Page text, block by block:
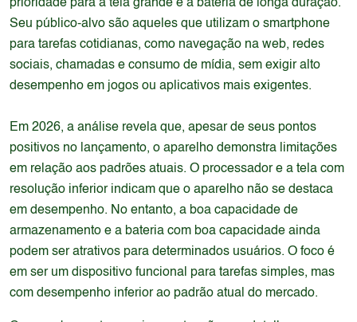
prioridade para a tela grande e a bateria de longa duração.
Seu público-alvo são aqueles que utilizam o smartphone
para tarefas cotidianas, como navegação na web, redes
sociais, chamadas e consumo de mídia, sem exigir alto
desempenho em jogos ou aplicativos mais exigentes.
Em 2026, a análise revela que, apesar de seus pontos
positivos no lançamento, o aparelho demonstra limitações
em relação aos padrões atuais. O processador e a tela com
resolução inferior indicam que o aparelho não se destaca
em desempenho. No entanto, a boa capacidade de
armazenamento e a bateria com boa capacidade ainda
podem ser atrativos para determinados usuários. O foco é
em ser um dispositivo funcional para tarefas simples, mas
com desempenho inferior ao padrão atual do mercado.